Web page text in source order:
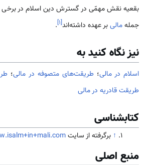
بقعیه نقش مهمّی ‌در گسترش دین اسلام در برخی
جملهمالیبر عهده داشته‌اند[۱]
.
نیز نگاه کنید به
اسلام در مالی؛طریقت‌های متصوفه در مالی؛
طریقت قادریه در مالی
کتابشناسی
↑ برگرفته از سایت
منبع اصلی